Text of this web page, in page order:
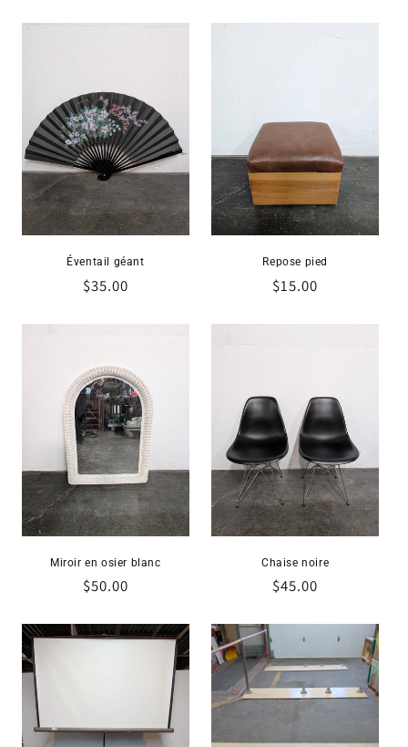
Éventail géant
Prix
$35.00
Repose pied
Prix
$15.00
Miroir en osier blanc
Prix
$50.00
Chaise noire
Prix
$45.00